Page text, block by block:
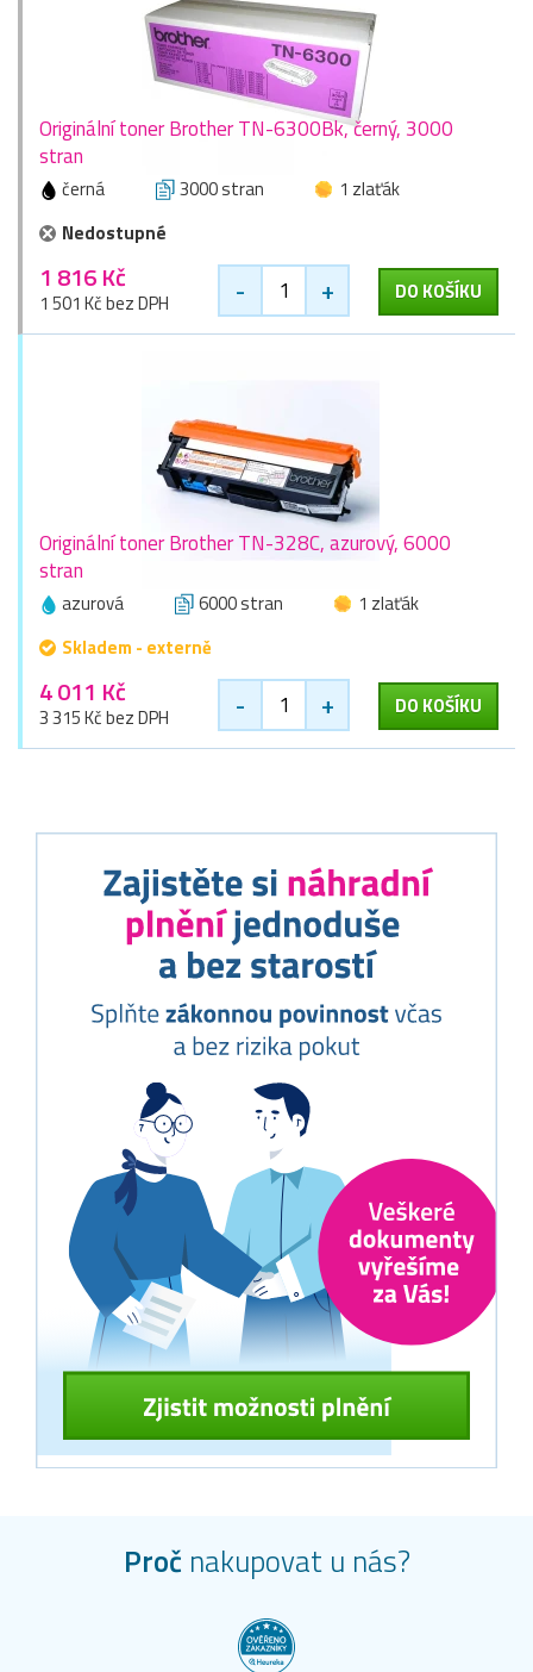
Originální toner Brother TN-6300Bk, černý, 3000
stran
černá 3000 stran
1 zlaťák
Nedostupné
1 816 Kč
1 501 Kč bez DPH - + DO KOŠÍKU
Originální toner Brother TN-328C, azurový, 6000
stran
azurová 6000 stran
1 zlaťák
Skladem - externě
4 011 Kč
3 315 Kč bez DPH - + DO KOŠÍKU
Proč nakupovat u nás?